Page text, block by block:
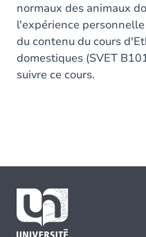
normaux des animaux
l'expérience
du contenu du cours
domestiques (SVET
suivre ce cours.